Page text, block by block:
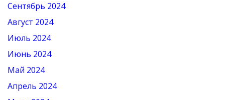
Сентябрь 2024
Август 2024
Июль 2024
Июнь 2024
Май 2024
Апрель 2024